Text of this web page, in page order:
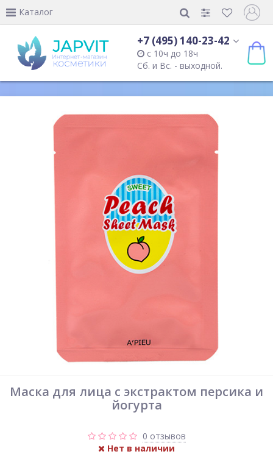
Каталог
+7 (495) 140-23-42
с 10ч до 18ч
Сб. и Вс. - выходной.
Маска для лица с экстрактом персика и
йогурта
0 отзывов
Нет в наличии